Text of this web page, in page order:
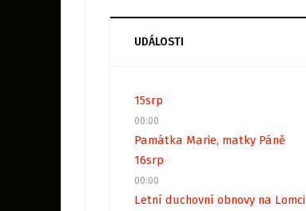
UDÁLOSTI
15srp
00:00
Památka Marie, matky Páně
16srp
00:00
Letní duchovní obnovy na Lomci